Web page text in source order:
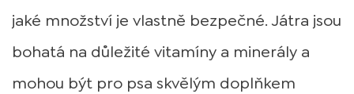
jaké množství je vlastně bezpečné. Játra jsou
bohatá na důležité vitamíny a minerály a
mohou být pro psa skvělým doplňkem